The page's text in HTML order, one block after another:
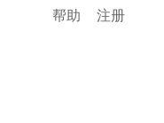
帮助 注册